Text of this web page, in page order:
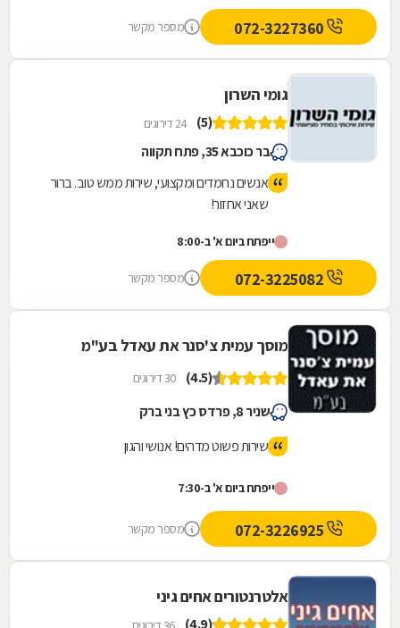
מספר מקשר
גומי השרון
(5) 24 דירוגים
בר כוכבא 35, פתח תקווה
אנשים נחמדים ומקצועי, שירות ממש טוב. ברור
שאני אחזור!
ייפתח ביום א' ב-8:00
מספר מקשר
מוסך עמית צ'סנר את עאדל בע"מ
(4.5) 30 דירוגים
שניר 8, פרדס כץ בני ברק
שירות פשוט מדהים! אנושי והגון
ייפתח ביום א' ב-7:30
מספר מקשר
אלטרנטורים אחים גיני
(4.9)